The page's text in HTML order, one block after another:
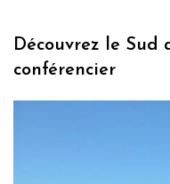
Découvrez le Sud
conférencier